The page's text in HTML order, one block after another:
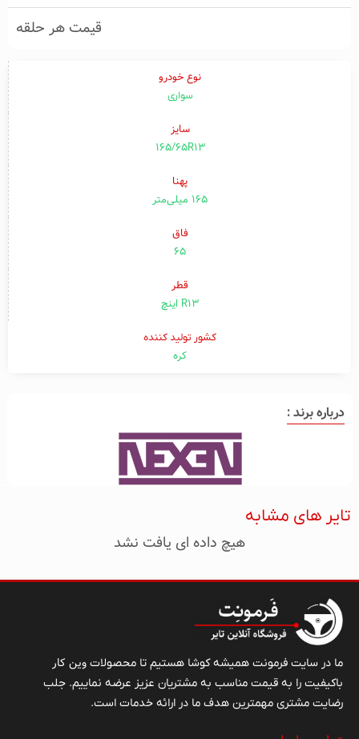
قیمت هر حلقه
نوع خودرو
سواری
سایز
165/65R13
پهنا
۱۶۵ میلی‌متر
فاق
۶۵
قطر
R13 اینچ
کشور تولید کننده
کره
درباره برند :
تایر های مشابه
هیچ داده ای یافت نشد
ما در سایت فرمونت همیشه کوشا هستیم تا محصولات وین کار
باکیفیت را به قیمت مناسب به مشتریان عزیز عرضه نماییم. جلب
رضایت مشتری مهمترین هدف ما در ارائه خدمات است.